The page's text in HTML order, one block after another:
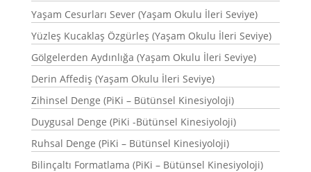
Yaşam Cesurları Sever (Yaşam Okulu İleri Seviye)
Yüzleş Kucaklaş Özgürleş (Yaşam Okulu İleri Seviye)
Gölgelerden Aydınlığa (Yaşam Okulu İleri Seviye)
Derin Affediş (Yaşam Okulu İleri Seviye)
Zihinsel Denge (PiKi – Bütünsel Kinesiyoloji)
Duygusal Denge (PiKi -Bütünsel Kinesiyoloji)
Ruhsal Denge (PiKi – Bütünsel Kinesiyoloji)
Bilinçaltı Formatlama (PiKi – Bütünsel Kinesiyoloji)